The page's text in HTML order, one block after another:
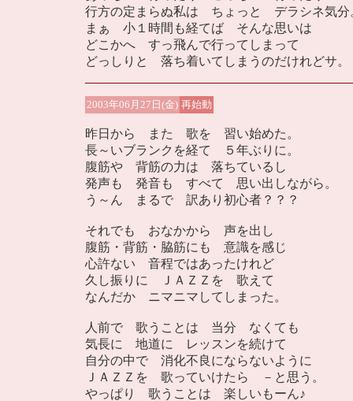
行方の定まらぬ私は ちょっと デラシネ気分
まぁ 小１時間も経てば そんな思いは
どこかへ すっ飛んで行ってしまって
どっしりと 落ち着いてしまうのだけれどサ。
2003年06月27日(金) 再始動
昨日から また 歌を 習い始めた。
長～いブランクを経て ５年ぶりに。
腹筋や 背筋の力は 落ちているし
発声も 発音も すべて 思い出しながら。
う～ん まるで 訳あり初心者？？？
それでも おなかから 声を出し
腹筋・背筋・脇筋にも 意識を感じ
心許ない 音程ではあったけれど
久し振りに ＪＡＺＺを 歌えて
なんだか ニマニマしてしまった。
人前で 歌うことは 当分 なくても
気長に 地道に レッスンを続けて
自分の中で 消化不良にならないように
ＪＡＺＺを 歌っていけたら －と思う。
やっぱり 歌うことは 楽しいもーん♪